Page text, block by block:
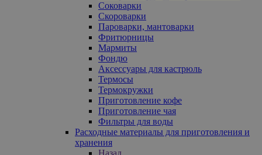
Соковарки
Скороварки
Пароварки, мантоварки
Фритюрницы
Мармиты
Фондю
Аксессуары для кастрюль
Термосы
Термокружки
Приготовление кофе
Приготовление чая
Фильтры для воды
Расходные материалы для приготовления и
хранения
Назад